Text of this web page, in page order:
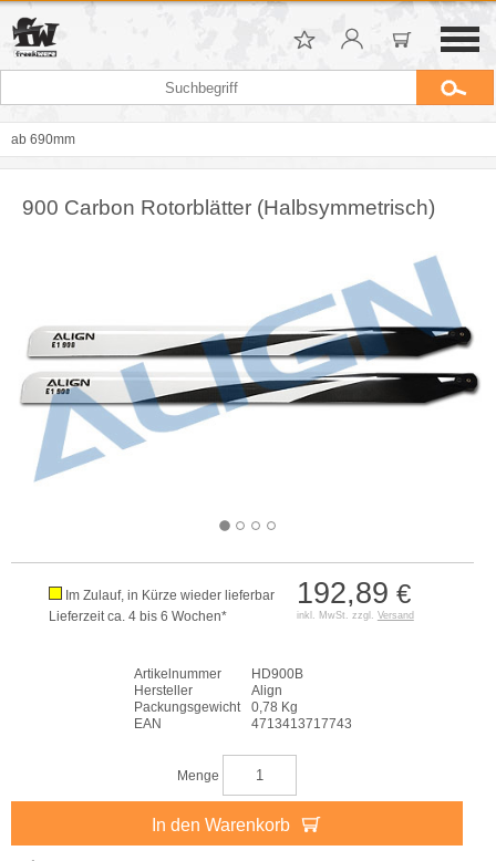
ab 690mm
900 Carbon Rotorblätter (Halbsymmetrisch)
192,89 €
inkl. MwSt. zzgl. Versand
Im Zulauf, in Kürze wieder lieferbar
Lieferzeit ca. 4 bis 6 Wochen*
Artikelnummer
HD900B
Hersteller
Align
Packungsgewicht
0,78 Kg
EAN
4713413717743
Menge
In den Warenkorb